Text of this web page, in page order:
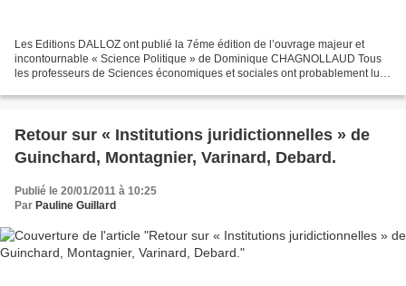
Les Editions DALLOZ ont publié la 7éme édition de l’ouvrage majeur et
incontournable « Science Politique » de Dominique CHAGNOLLAUD Tous
les professeurs de Sciences économiques et sociales ont probablement lu
Retour sur « Institutions juridictionnelles » de
Guinchard, Montagnier, Varinard, Debard.
Publié le 20/01/2011 à 10:25
Par Pauline Guillard